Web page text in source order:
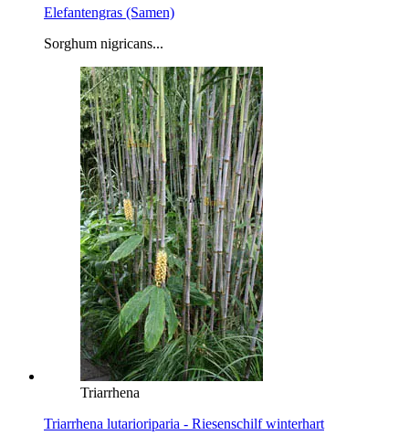
Elefantengras (Samen)
Sorghum nigricans...
Triarrhena
Triarrhena lutarioriparia - Riesenschilf winterhart